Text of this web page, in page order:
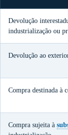
Devolução
industrialização ou
Devolução ao
Compra destinada à
Compra sujeita à